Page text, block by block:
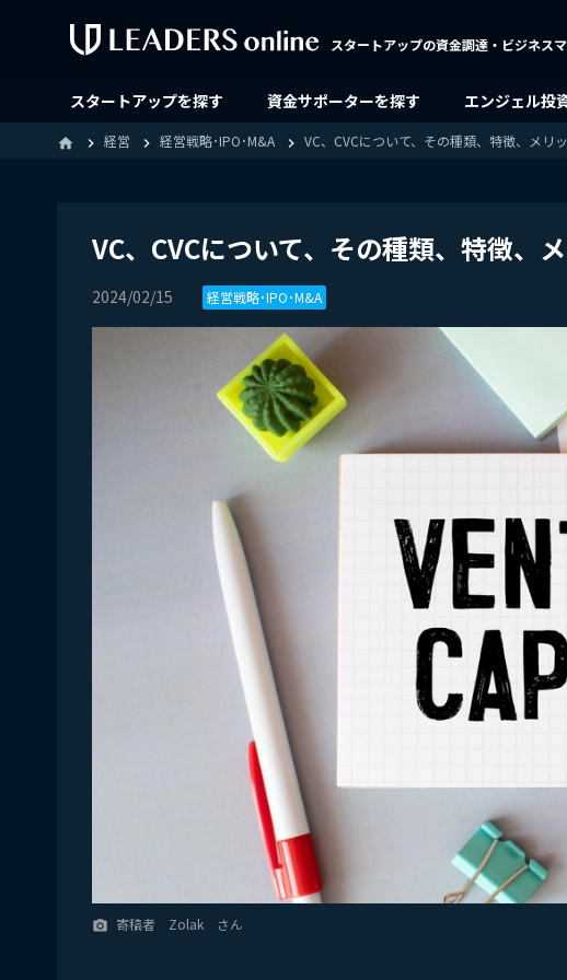
スタートアップの資金調達・ビジネス
スタートアップを探す 資金サポーターを探す エンジェル投
home 経営 経営戦略･IPO･M&A VC、CVCについて、その種類、特徴、メリ
VC、CVCについて、その種類、特徴、
2024/02/15 経営戦略･IPO･M&A
camera_alt 寄稿者 Zolak さん